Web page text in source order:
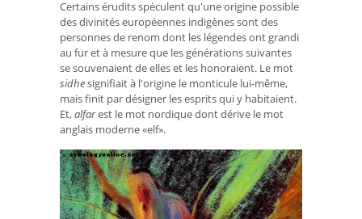
Certains érudits spéculent qu'une origine possible
des divinités européennes indigènes sont des
personnes de renom dont les légendes ont grandi
au fur et à mesure que les générations suivantes
se souvenaient de elles et les honoraient. Le mot
sidhesignifiait à l'origine le monticule lui-même,
mais finit par désigner les esprits qui y habitaient.
Et,alfarest le mot nordique dont dérive le mot
anglais moderne «elf».